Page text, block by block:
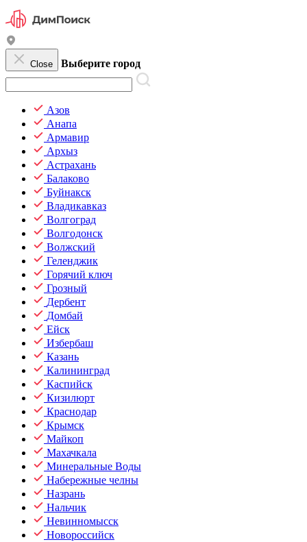
Close Выберите город
Азов
Анапа
Армавир
Архыз
Астрахань
Балаково
Буйнакск
Владикавказ
Волгоград
Волгодонск
Волжский
Геленджик
Горячий ключ
Грозный
Дербент
Домбай
Ейск
Избербаш
Казань
Калининград
Каспийск
Кизилюрт
Краснодар
Крымск
Майкоп
Махачкала
Минеральные Воды
Набережные челны
Назрань
Нальчик
Невинномысск
Новороссийск